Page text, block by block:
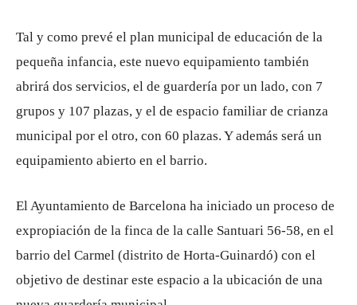
Tal y como prevé el plan municipal de educación de la
pequeña infancia, este nuevo equipamiento también
abrirá dos servicios, el de guardería por un lado, con 7
grupos y 107 plazas, y el de espacio familiar de crianza
municipal por el otro, con 60 plazas. Y además será un
equipamiento abierto en el barrio.
El Ayuntamiento de Barcelona ha iniciado un proceso de
expropiación de la finca de la calle Santuari 56-58, en el
barrio del Carmel (distrito de Horta-Guinardó) con el
objetivo de destinar este espacio a la ubicación de una